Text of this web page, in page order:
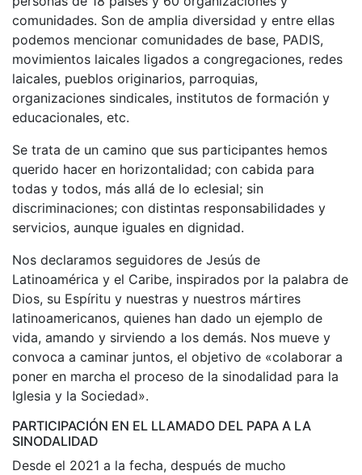
comunidades. Son de amplia diversidad y entre ellas
podemos mencionar comunidades de base, PADIS,
movimientos laicales ligados a congregaciones, redes
laicales, pueblos originarios, parroquias,
organizaciones sindicales, institutos de formación y
educacionales, etc.
Se trata de un camino que sus participantes hemos
querido hacer en horizontalidad; con cabida para
todas y todos, más allá de lo eclesial; sin
discriminaciones; con distintas responsabilidades y
servicios, aunque iguales en dignidad.
Nos declaramos seguidores de Jesús de
Latinoamérica y el Caribe, inspirados por la palabra de
Dios, su Espíritu y nuestras y nuestros mártires
latinoamericanos, quienes han dado un ejemplo de
vida, amando y sirviendo a los demás. Nos mueve y
convoca a caminar juntos, el objetivo de «colaborar a
poner en marcha el proceso de la sinodalidad para la
Iglesia y la Sociedad».
PARTICIPACIÓN EN EL LLAMADO DEL PAPA A LA
SINODALIDAD
Desde el 2021 a la fecha, después de mucho